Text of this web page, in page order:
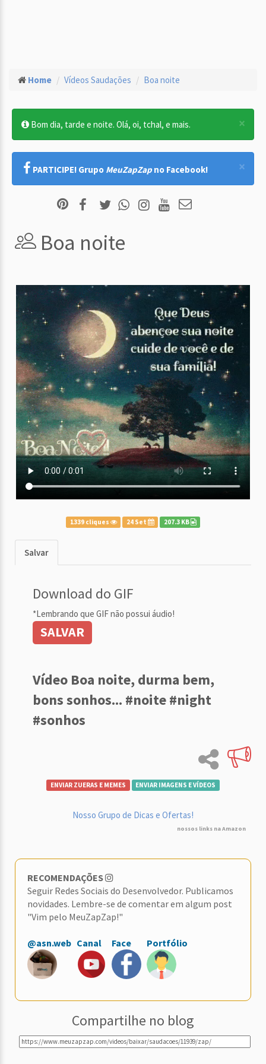
Home Vídeos Saudações Boa noite
×
Bom dia, tarde e noite. Olá, oi, tchal, e mais.
×
PARTICIPE! Grupo MeuZapZap no Facebook!
Boa noite
1339 cliques 24 Set 207.3 KB
Salvar
Download do GIF
*Lembrando que GIF não possui áudio!
SALVAR
Vídeo Boa noite, durma bem,
bons sonhos... #noite #night
#sonhos
ENVIAR ZUERAS E MEMES ENVIAR IMAGENS E VÍDEOS
Nosso Grupo de Dicas e Ofertas!
nossos links na Amazon
RECOMENDAÇÕES
Seguir Redes Sociais do Desenvolvedor. Publicamos
novidades. Lembre-se de comentar em algum post
"Vim pelo MeuZapZap!"
@asn.web Canal Face Portfólio
Compartilhe no blog